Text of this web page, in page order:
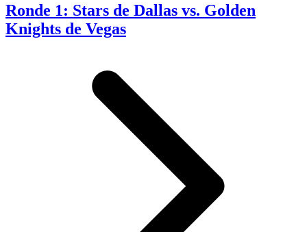
Ronde 1: Stars de Dallas vs. Golden
Knights de Vegas